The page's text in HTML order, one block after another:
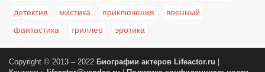
детектив
мистика приключения
военный
фантастика
триллер эротика
Copyright © 2013 – 2022 Биографии актеров Lifeactor.ru